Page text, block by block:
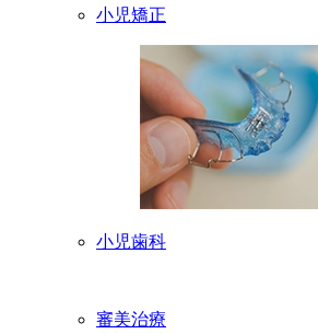
小児矯正
小児歯科
審美治療